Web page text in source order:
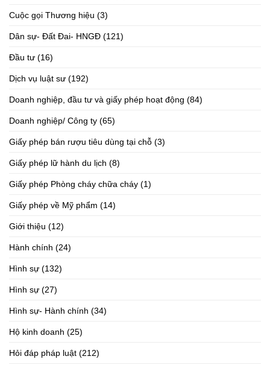
Cuộc gọi Thương hiệu (3)
Dân sự- Đất Đai- HNGĐ (121)
Đầu tư (16)
Dịch vụ luật sư (192)
Doanh nghiệp, đầu tư và giấy phép hoạt động (84)
Doanh nghiệp/ Công ty (65)
Giấy phép bán rượu tiêu dùng tại chỗ (3)
Giấy phép lữ hành du lịch (8)
Giấy phép Phòng cháy chữa cháy (1)
Giấy phép về Mỹ phẩm (14)
Giới thiệu (12)
Hành chính (24)
Hình sự (132)
Hình sự (27)
Hình sự- Hành chính (34)
Hộ kinh doanh (25)
Hỏi đáp pháp luật (212)